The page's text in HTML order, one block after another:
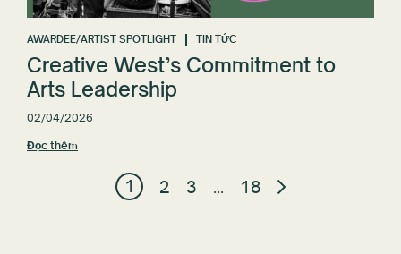
AWARDEE/ARTIST SPOTLIGHT TIN TỨC
Creative West’s Commitment to
Arts Leadership
02/04/2026
Đọc thêm
1 2 3 … 18